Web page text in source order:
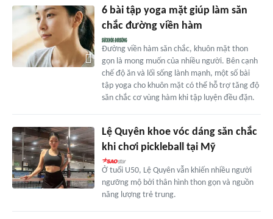
6 bài tập yoga mặt giúp làm săn
chắc đường viền hàm
Đường viền hàm săn chắc, khuôn mặt thon
gọn là mong muốn của nhiều người. Bên cạnh
chế độ ăn và lối sống lành mạnh, một số bài
tập yoga cho khuôn mặt có thể hỗ trợ tăng độ
săn chắc cơ vùng hàm khi tập luyện đều đặn.
Lệ Quyên khoe vóc dáng săn chắc
khi chơi pickleball tại Mỹ
Ở tuổi U50, Lệ Quyên vẫn khiến nhiều người
ngưỡng mộ bởi thân hình thon gọn và nguồn
năng lượng trẻ trung.